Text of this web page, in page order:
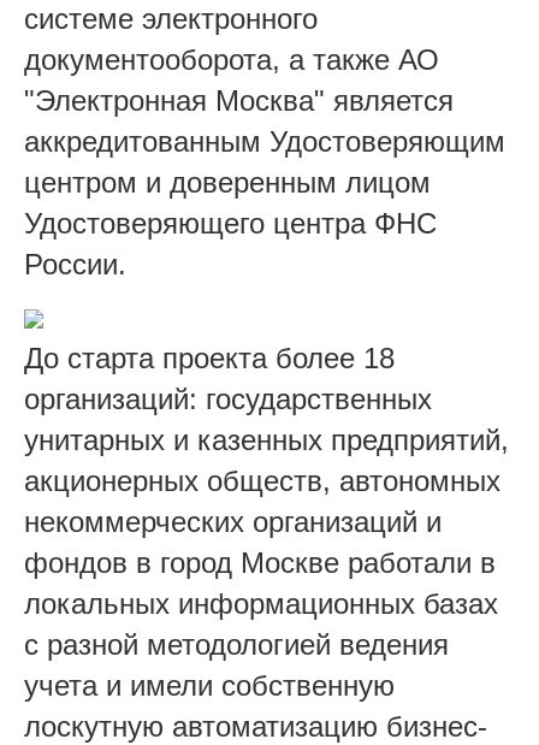
системе электронного
документооборота, а также АО
"Электронная Москва" является
аккредитованным Удостоверяющим
центром и доверенным лицом
Удостоверяющего центра ФНС
России.
До старта проекта более 18
организаций: государственных
унитарных и казенных предприятий,
акционерных обществ, автономных
некоммерческих организаций и
фондов в город Москве работали в
локальных информационных базах
с разной методологией ведения
учета и имели собственную
лоскутную автоматизацию бизнес-